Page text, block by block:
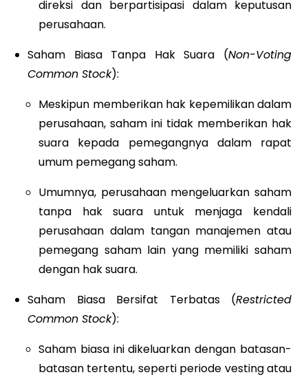
direksi dan berpartisipasi dalam keputusan
perusahaan.
Saham Biasa Tanpa Hak Suara (Non-Voting
Common Stock):
Meskipun memberikan hak kepemilikan dalam
perusahaan, saham ini tidak memberikan hak
suara kepada pemegangnya dalam rapat
umum pemegang saham.
Umumnya, perusahaan mengeluarkan saham
tanpa hak suara untuk menjaga kendali
perusahaan dalam tangan manajemen atau
pemegang saham lain yang memiliki saham
dengan hak suara.
Saham Biasa Bersifat Terbatas (Restricted
Common Stock):
Saham biasa ini dikeluarkan dengan batasan-
batasan tertentu, seperti periode vesting atau